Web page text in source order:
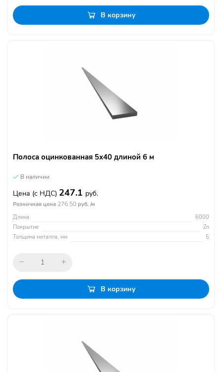
В корзину
Полоса оцинкованная 5х40 длиной 6 м
В наличии
Цена (с НДС) 247.1 руб.
Розничная цена 276.50 руб. /м
Длина
6000
Покрытие
Zn
Толщина металла, мм
5
В корзину